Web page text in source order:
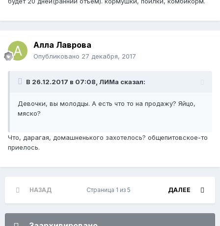
Алла Лаврова
Опубликовано 27 декабря, 2017
В 26.12.2017 в 07:08, ЛИМа сказал:
Девочки, вы молодцы. А есть что то на продажу? Яйцо,
мяско?
Что, дарагая, домашненького захотелось? общепитовское-то
приелось.
НАЗАД ДАЛЕЕ
Страница 1 из 5